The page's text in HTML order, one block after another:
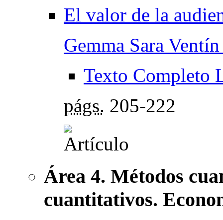
El valor de la
Gemma Sara
Texto Completo
págs. 205-222
Área 4. Métodos
cuantitativos.